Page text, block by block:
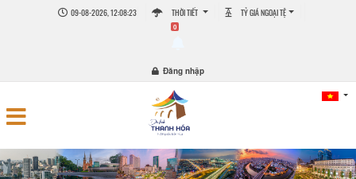
09-08-2026, 12:08:23 THỜI TIẾT TỶ GIÁ NGOẠI TỆ
0
Đăng nhập